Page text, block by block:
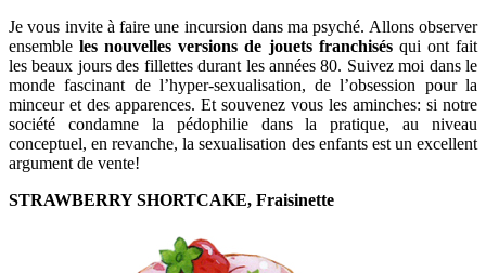
Je vous invite à faire une incursion dans ma psyché. Allons observer
ensembleles nouvelles versions de jouets franchisésqui ont fait
les beaux jours des fillettes durant les années 80. Suivez moi dans le
monde fascinant de l’hyper-sexualisation, de l’obsession pour la
minceur et des apparences. Et souvenez vous les aminches: si notre
société condamne la pédophilie dans la pratique, au niveau
conceptuel, en revanche, la sexualisation des enfants est un excellent
argument de vente!
STRAWBERRY SHORTCAKE, Fraisinette